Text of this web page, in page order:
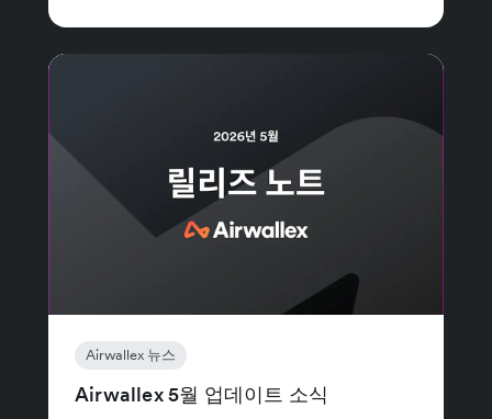
Airwallex 뉴스
Airwallex 5월 업데이트 소식